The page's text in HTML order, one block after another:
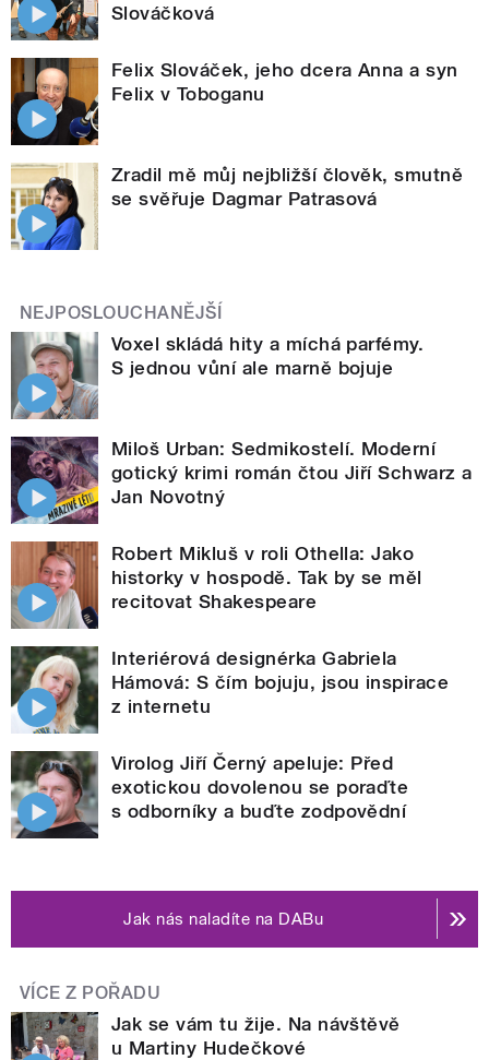
Slováčková
Felix Slováček, jeho dcera Anna a syn
Felix v Toboganu
Zradil mě můj nejbližší člověk, smutně
se svěřuje Dagmar Patrasová
NEJPOSLOUCHANĚJŠÍ
Voxel skládá hity a míchá parfémy.
S jednou vůní ale marně bojuje
Miloš Urban: Sedmikostelí. Moderní
gotický krimi román čtou Jiří Schwarz a
Jan Novotný
Robert Mikluš v roli Othella: Jako
historky v hospodě. Tak by se měl
recitovat Shakespeare
Interiérová designérka Gabriela
Hámová: S čím bojuju, jsou inspirace
z internetu
Virolog Jiří Černý apeluje: Před
exotickou dovolenou se poraďte
s odborníky a buďte zodpovědní
Jak nás naladíte na DABu
VÍCE Z POŘADU
Jak se vám tu žije. Na návštěvě
u Martiny Hudečkové